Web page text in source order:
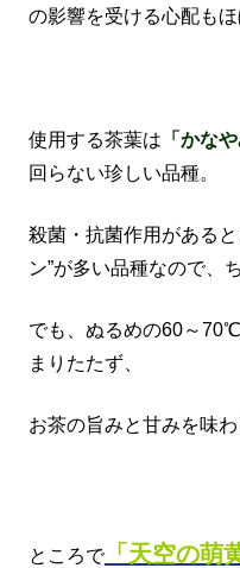
の影響を受ける心配もほ
使用する茶葉は 「かな
回らない珍しい品種。
殺菌・抗菌作用がある
ン”が多い品種なので、
でも、ぬるめの60～
まりたたず、
お茶の旨みと甘みを味わ
ところで「天空の萌